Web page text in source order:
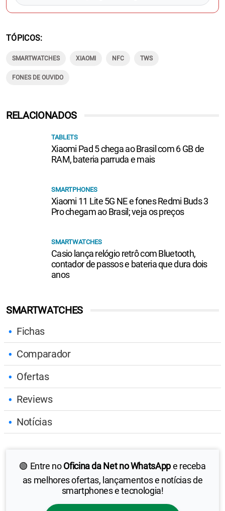
TÓPICOS
SMARTWATCHES XIAOMI NFC TWS
FONES DE OUVIDO
SMARTWATCHES
Fichas
Comparador
Ofertas
Reviews
Notícias
🟢 Entre noOficina da Net no WhatsAppe receba
as melhores ofertas, lançamentos e notícias de
smartphones e tecnologia!
RELACIONADOS
TABLETS
Xiaomi Pad 5 chega ao Brasil com 6 GB de
RAM, bateria parruda e mais
SMARTPHONES
Xiaomi 11 Lite 5G NE e fones Redmi Buds 3
Pro chegam ao Brasil; veja os preços
SMARTWATCHES
Casio lança relógio retrô com Bluetooth,
contador de passos e bateria que dura dois
anos